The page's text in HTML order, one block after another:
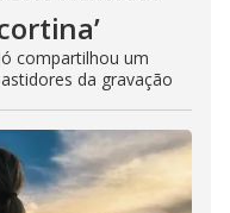
compartilhou um
da gravação